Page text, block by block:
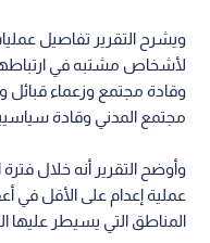
ويشرح التقرير تفاصيل
لأشخاص مشتبه في
وقادة مجتمع وزعماء
مجتمع المدني وقادة
عملية إعدام على الأقل في
المناطق التي يسيطر عليها